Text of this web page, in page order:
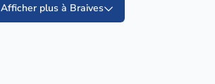
Afficher plus à Braives